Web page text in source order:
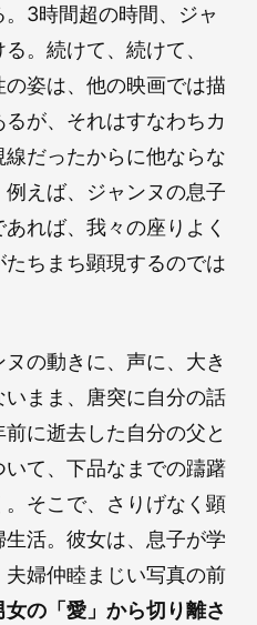
3時間超の時間、ジャ
。続けて、続けて、
の姿は、他の映画では描
が、それはすなわちカ
だったからに他ならな
えば、ジャンヌの息子
れば、我々の座りよく
ちまち顕現するのでは
の動きに、声に、大き
まま、唐突に自分の話
に逝去した自分の父と
て、下品なまでの躊躇
そこで、さりげなく顕
活。彼女は、息子が学
婦仲睦まじい写真の前
女の「愛」から切り離さ